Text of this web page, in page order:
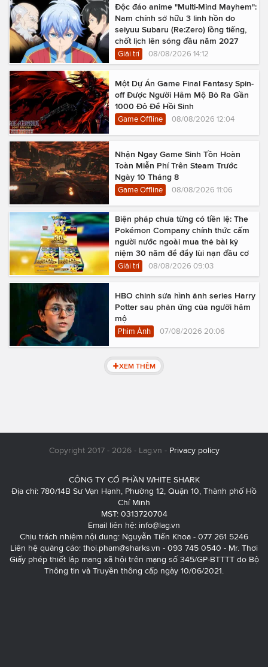
Độc đáo anime "Multi-Mind Mayhem":
Nam chính sở hữu 3 linh hồn do
seiyuu Subaru (Re:Zero) lồng tiếng,
chốt lịch lên sóng đầu năm 2027
Giải trí 08/08/2026 14:12
Một Dự Án Game Final Fantasy Spin-
off Được Người Hâm Mộ Bỏ Ra Gần
1000 Đô Để Hồi Sinh
Game Offline 08/08/2026 12:04
Nhận Ngay Game Sinh Tồn Hoàn
Toàn Miễn Phí Trên Steam Trước
Ngày 10 Tháng 8
Game Offline 08/08/2026 11:06
Biện pháp chưa từng có tiền lệ: The
Pokémon Company chính thức cấm
người nước ngoài mua thẻ bài kỷ
niệm 30 năm để đẩy lùi nạn đầu cơ
Giải trí 08/08/2026 09:03
HBO chỉnh sửa hình ảnh series Harry
Potter sau phản ứng của người hâm
mộ
Phim Ảnh 07/08/2026 20:06
XEM THÊM
Copyright 2017 - 2026 - Lag.vn - Privacy policy
CÔNG TY CỔ PHẦN WHITE SHARK
Địa chỉ: 780/14B Sư Vạn Hạnh, Phường 12, Quận 10, Thành phố Hồ
Chí Minh
MST: 0313720704
Email liên hệ: info@lag.vn
Chịu trách nhiệm nội dung: Nguyễn Tiến Khoa - 077 261 5246
Liên hệ quảng cáo: thoi.pham@sharks.vn - 093 745 0540 - Mr. Thơi
Giấy phép thiết lập mạng xã hội trên mạng số 345/GP-BTTTT do Bộ
Thông tin và Truyền thông cấp ngày 10/06/2021.